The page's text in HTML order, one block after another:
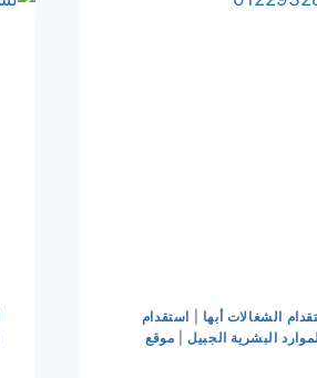
الشغالات أبها
استقدام
البشرية الجبيل
موقع